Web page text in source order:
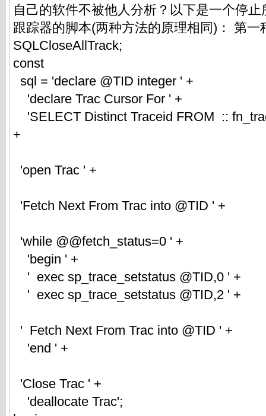
自己的软件不被他人分析？以下是一个停
跟踪器的脚本(两种方法的原理相同)： 第一
SQLCloseAllTrack;
const
sql = 'declare @TID integer ' +
'declare Trac Cursor For ' +
'SELECT Distinct Traceid FROM ::
+
'open Trac ' +
'Fetch Next From Trac into @TID ' +
'while @@fetch_status=0 ' +
'begin ' +
' exec sp_trace_setstatus @TID,0 ' +
' exec sp_trace_setstatus @TID,2 ' +
' Fetch Next From Trac into @TID ' +
'end ' +
'Close Trac ' +
'deallocate Trac';